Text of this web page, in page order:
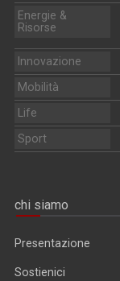
Energie &
Risorse
Innovazione
Mobilità
Life
Sport
chi siamo
Presentazione
Sostienici